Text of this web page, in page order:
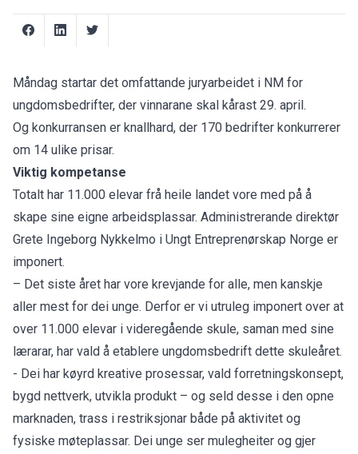
Måndag startar det omfattande juryarbeidet i NM for
ungdomsbedrifter, der vinnarane skal kårast 29. april.
Og konkurransen er knallhard, der 170 bedrifter konkurrerer
om 14 ulike prisar.
Viktig kompetanse
Totalt har 11.000 elevar frå heile landet vore med på å
skape sine eigne arbeidsplassar. Administrerande direktør
Grete Ingeborg Nykkelmo i Ungt Entreprenørskap Norge er
imponert.
– Det siste året har vore krevjande for alle, men kanskje
aller mest for dei unge. Derfor er vi utruleg imponert over at
over 11.000 elevar i videregående skule, saman med sine
lærarar, har vald å etablere ungdomsbedrift dette skuleåret.
- Dei har køyrd kreative prosessar, vald forretningskonsept,
bygd nettverk, utvikla produkt – og seld desse i den opne
marknaden, trass i restriksjonar både på aktivitet og
fysiske møteplassar. Dei unge ser mulegheiter og gjer